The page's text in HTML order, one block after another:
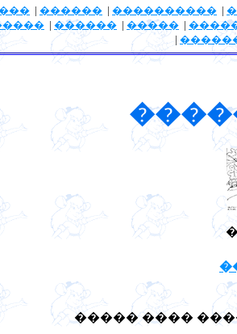
| ������ | ���������� |
| ������ | ����� |
|
����� ����